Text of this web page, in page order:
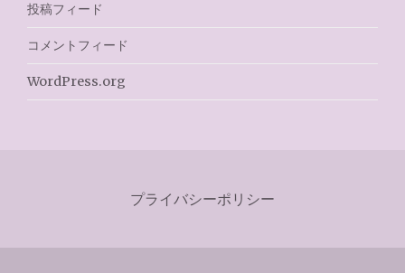
投稿フィード
コメントフィード
WordPress.org
プライバシーポリシー